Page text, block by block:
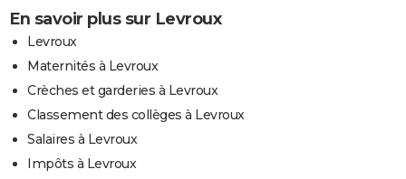
En savoir plus sur Levroux
Levroux
Maternités à Levroux
Crèches et garderies à Levroux
Classement des collèges à Levroux
Salaires à Levroux
Impôts à Levroux